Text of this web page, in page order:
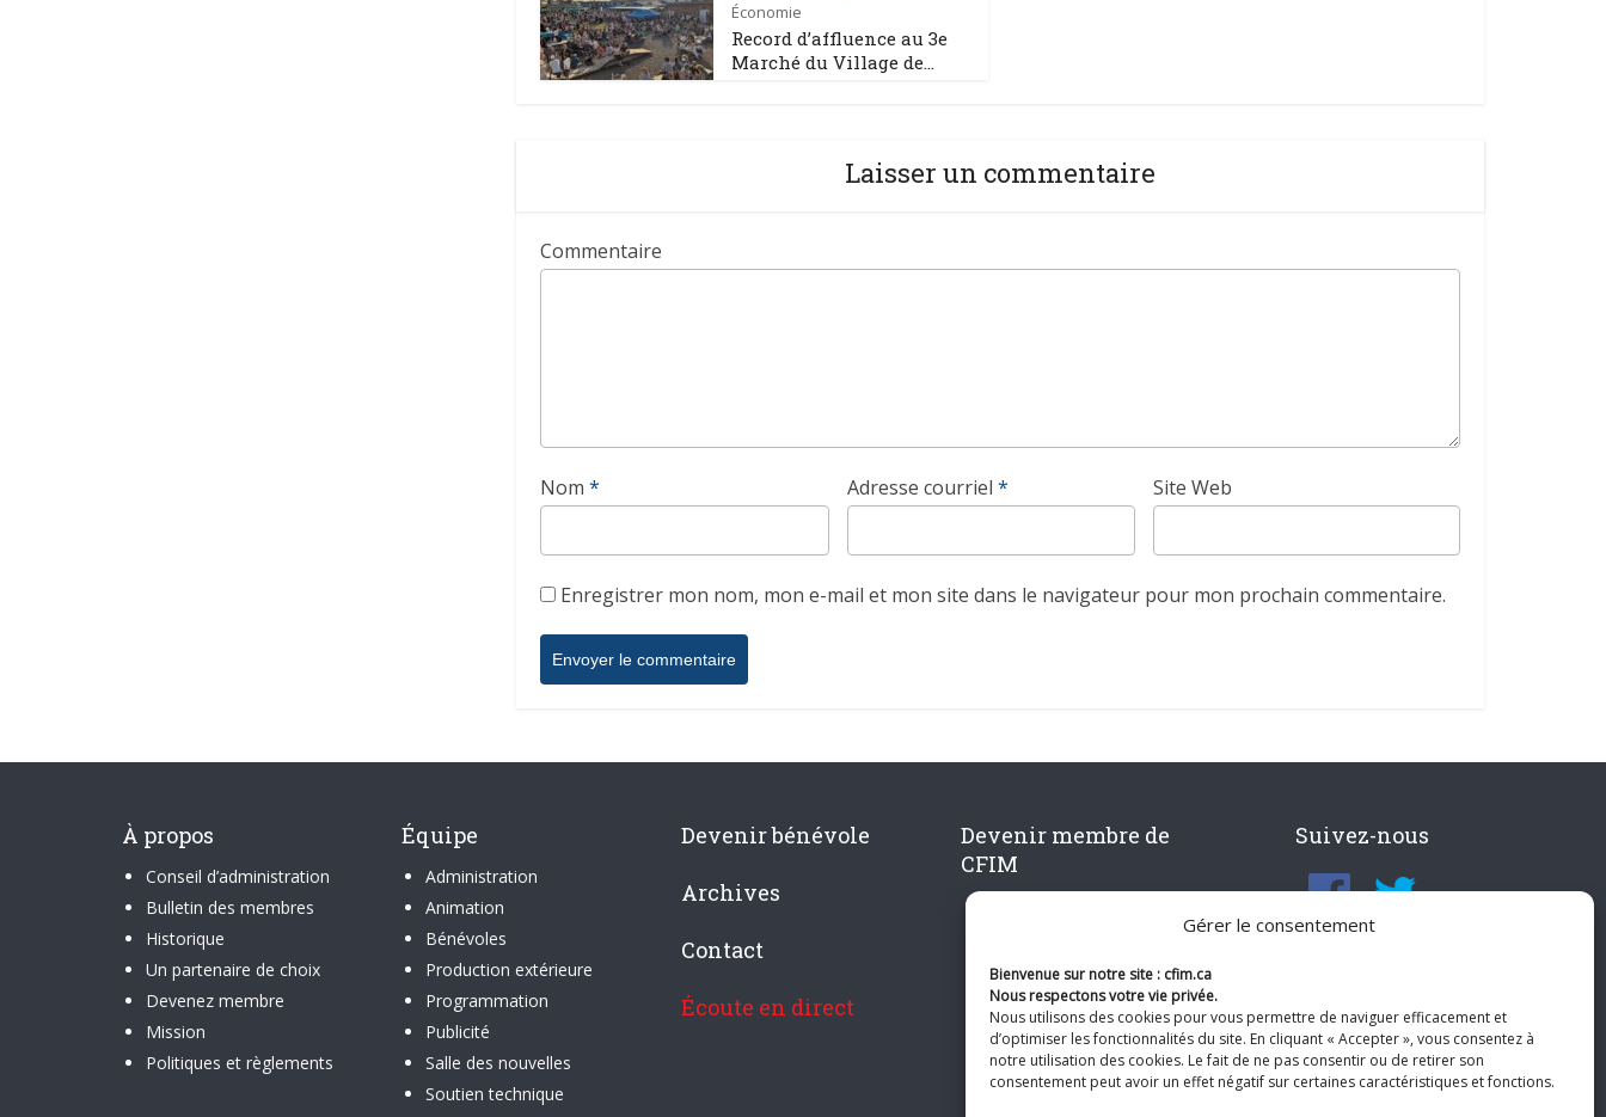
Gérer le consentement
Bienvenue sur notre site : cfim.ca
Nous respectons votre vie privée.
Nous utilisons des cookies pour vous permettre de naviguer efficacement et
d’optimiser les fonctionnalités du site. En cliquant « Accepter », vous consentez à
notre utilisation des cookies. Le fait de ne pas consentir ou de retirer son
consentement peut avoir un effet négatif sur certaines caractéristiques et fonctions.
Économie
Record d’affluence au 3e
Marché du Village de...
Laisser un commentaire
Commentaire
Nom * Adresse courriel * Site Web
Enregistrer mon nom, mon e-mail et mon site dans le navigateur pour mon prochain commentaire.
À propos
Conseil d’administration
Bulletin des membres
Historique
Un partenaire de choix
Devenez membre
Mission
Politiques et règlements
Équipe
Administration
Animation
Bénévoles
Production extérieure
Programmation
Publicité
Salle des nouvelles
Soutien technique
Devenir bénévole
Archives
Contact
Écoute en direct
Devenir membre de
CFIM
Suivez-nous